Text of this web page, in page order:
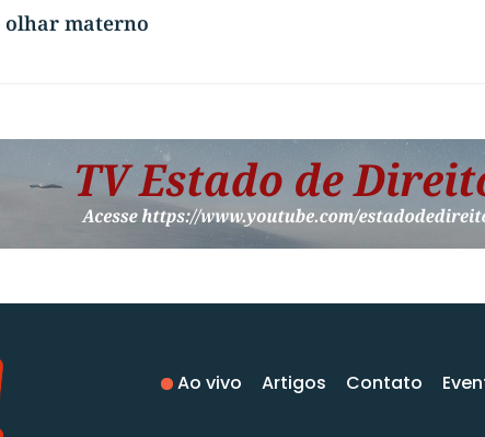
olhar materno
Ao vivo Artigos Contato